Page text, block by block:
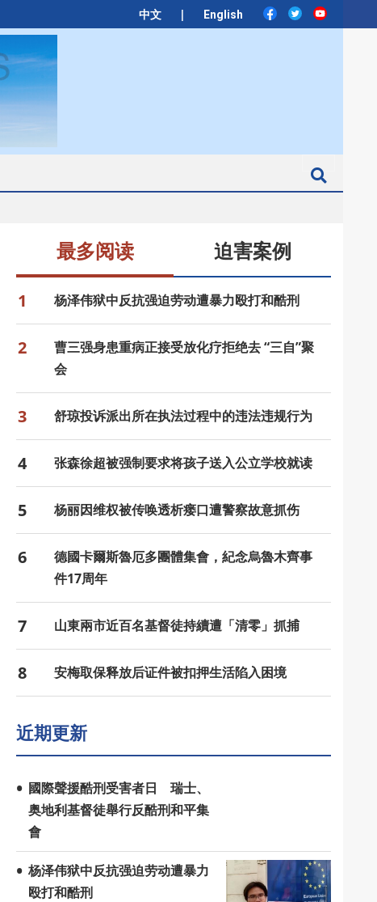
中文 | English
最多阅读 迫害案例
1 杨泽伟狱中反抗强迫劳动遭暴力殴打和酷刑
2
曹三强身患重病正接受放化疗拒绝去 “三自”聚
会
3 舒琼投诉派出所在执法过程中的违法违规行为
4 张森徐超被强制要求将孩子送入公立学校就读
5 杨丽因维权被传唤透析瘘口遭警察故意抓伤
6
德國卡爾斯魯厄多團體集會，紀念烏魯木齊事
件17周年
7 山東兩市近百名基督徒持續遭「清零」抓捕
8 安梅取保释放后证件被扣押生活陷入困境
近期更新
國際聲援酷刑受害者日 瑞士、
奥地利基督徒舉行反酷刑和平集
會
杨泽伟狱中反抗强迫劳动遭暴力
殴打和酷刑